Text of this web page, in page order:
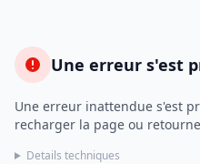
Une erreur s'est
Une erreur inattendue s'est
recharger la page ou
Details techniques